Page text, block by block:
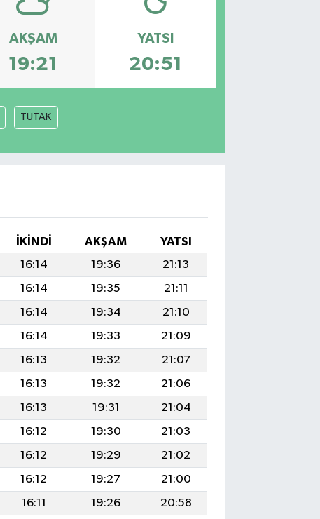
AKŞAM
19:21
YATSI
20:51
TUTAK
İKINDI AKŞAM
YATSI
16:14 19:36
21:13
16:14 19:35
21:11
16:14 19:34
21:10
16:14 19:33
21:09
16:13 19:32
21:07
16:13 19:32
21:06
16:13 19:31
21:04
16:12 19:30
21:03
16:12 19:29
21:02
16:12 19:27
21:00
16:11 19:26
20:58